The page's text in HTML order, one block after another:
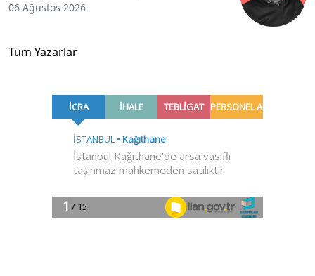
06 Ağustos 2026
Tüm Yazarlar